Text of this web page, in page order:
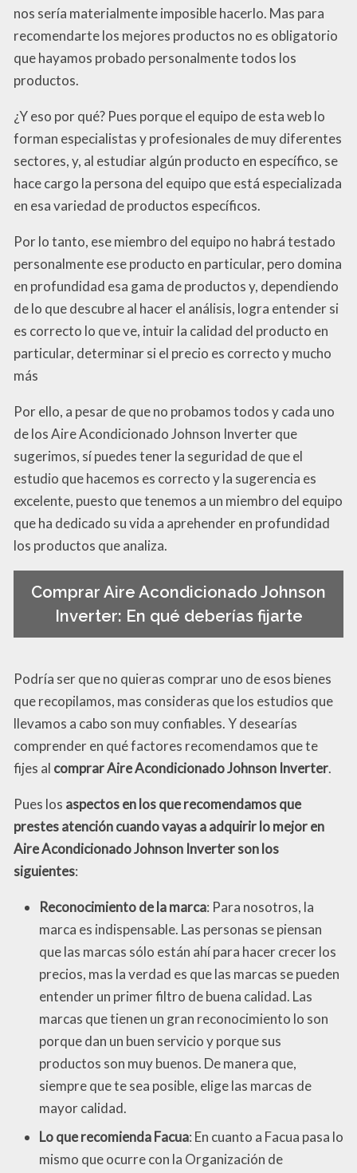
nos sería materialmente imposible hacerlo. Mas para
recomendarte los mejores productos no es obligatorio
que hayamos probado personalmente todos los
productos.
¿Y eso por qué? Pues porque el equipo de esta web lo
forman especialistas y profesionales de muy diferentes
sectores, y, al estudiar algún producto en específico, se
hace cargo la persona del equipo que está especializada
en esa variedad de productos específicos.
Por lo tanto, ese miembro del equipo no habrá testado
personalmente ese producto en particular, pero domina
en profundidad esa gama de productos y, dependiendo
de lo que descubre al hacer el análisis, logra entender si
es correcto lo que ve, intuir la calidad del producto en
particular, determinar si el precio es correcto y mucho
más
Por ello, a pesar de que no probamos todos y cada uno
de los Aire Acondicionado Johnson Inverter que
sugerimos, sí puedes tener la seguridad de que el
estudio que hacemos es correcto y la sugerencia es
excelente, puesto que tenemos a un miembro del equipo
que ha dedicado su vida a aprehender en profundidad
los productos que analiza.
Comprar Aire Acondicionado Johnson
Inverter: En qué deberías fijarte
Podría ser que no quieras comprar uno de esos bienes
que recopilamos, mas consideras que los estudios que
llevamos a cabo son muy confiables. Y desearías
comprender en qué factores recomendamos que te
fijes al comprar Aire Acondicionado Johnson Inverter.
Pues los aspectos en los que recomendamos que
prestes atención cuando vayas a adquirir lo mejor en
Aire Acondicionado Johnson Inverter son los
siguientes:
Reconocimiento de la marca: Para nosotros, la
marca es indispensable. Las personas se piensan
que las marcas sólo están ahí para hacer crecer los
precios, mas la verdad es que las marcas se pueden
entender un primer filtro de buena calidad. Las
marcas que tienen un gran reconocimiento lo son
porque dan un buen servicio y porque sus
productos son muy buenos. De manera que,
siempre que te sea posible, elige las marcas de
mayor calidad.
Lo que recomienda Facua: En cuanto a Facua pasa lo
mismo que ocurre con la Organización de